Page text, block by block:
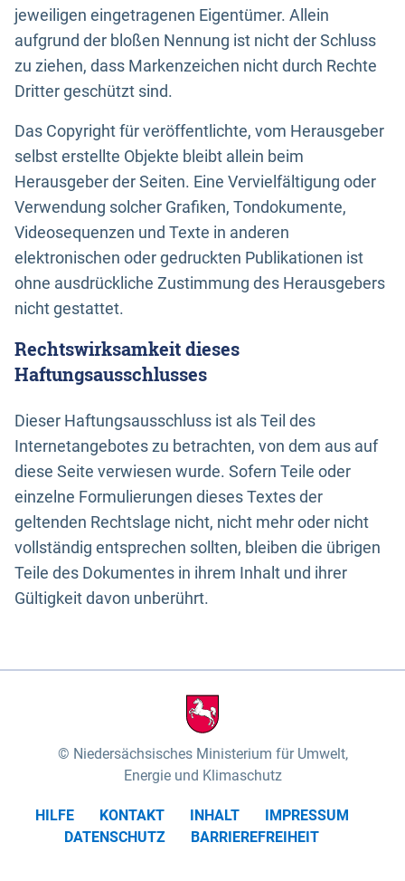
jeweiligen eingetragenen Eigentümer. Allein
aufgrund der bloßen Nennung ist nicht der Schluss
zu ziehen, dass Markenzeichen nicht durch Rechte
Dritter geschützt sind.
Das Copyright für veröffentlichte, vom Herausgeber
selbst erstellte Objekte bleibt allein beim
Herausgeber der Seiten. Eine Vervielfältigung oder
Verwendung solcher Grafiken, Tondokumente,
Videosequenzen und Texte in anderen
elektronischen oder gedruckten Publikationen ist
ohne ausdrückliche Zustimmung des Herausgebers
nicht gestattet.
Rechtswirksamkeit dieses
Haftungsausschlusses
Dieser Haftungsausschluss ist als Teil des
Internetangebotes zu betrachten, von dem aus auf
diese Seite verwiesen wurde. Sofern Teile oder
einzelne Formulierungen dieses Textes der
geltenden Rechtslage nicht, nicht mehr oder nicht
vollständig entsprechen sollten, bleiben die übrigen
Teile des Dokumentes in ihrem Inhalt und ihrer
Gültigkeit davon unberührt.
Niedersächsisches Ministerium für Umwelt,
Energie und Klimaschutz
HILFE KONTAKT INHALT
IMPRESSUM
DATENSCHUTZ
BARRIEREFREIHEIT